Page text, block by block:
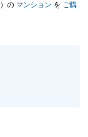
）の マンション を ご購